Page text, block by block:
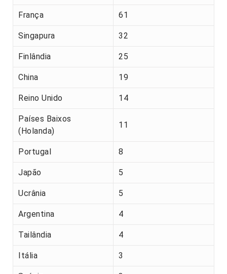
França 61
Singapura 32
Finlândia 25
China 19
Reino Unido 14
Países Baixos
(Holanda)
11
Portugal 8
Japão 5
Ucrânia 5
Argentina 4
Tailândia 4
Itália 3